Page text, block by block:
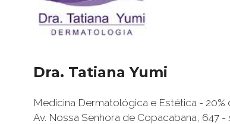
Dra. Tatiana Yumi
Medicina Dermatológica e Estética -
Av. Nossa Senhora de Copacabana, 647 -